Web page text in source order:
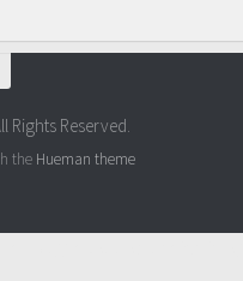
Rights Reserved.
the Hueman theme